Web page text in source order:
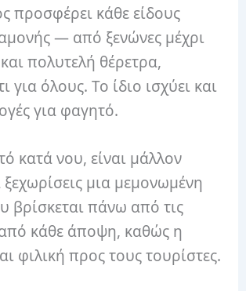
προσφέρει κάθε είδους
— από ξενώνες μέχρι
πολυτελή θέρετρα,
για όλους. Το ίδιο ισχύει και
για φαγητό.
κατά νου, είναι μάλλον
μια μεμονωμένη
βρίσκεται πάνω από τις
κάθε άποψη, καθώς η
φιλική προς τους τουρίστες.